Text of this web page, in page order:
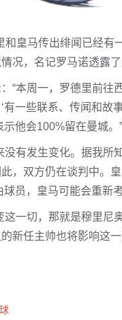
皇马传出绯闻已经
况，名记罗马诺透露了
“本周一，罗德里前
有一些联系、传闻和
他会100%留在曼城。”
没有发生变化。据我
，双方仍在谈判中。
员，皇马可能会重新
这一切，那就是穆里
新任主帅也将影响这